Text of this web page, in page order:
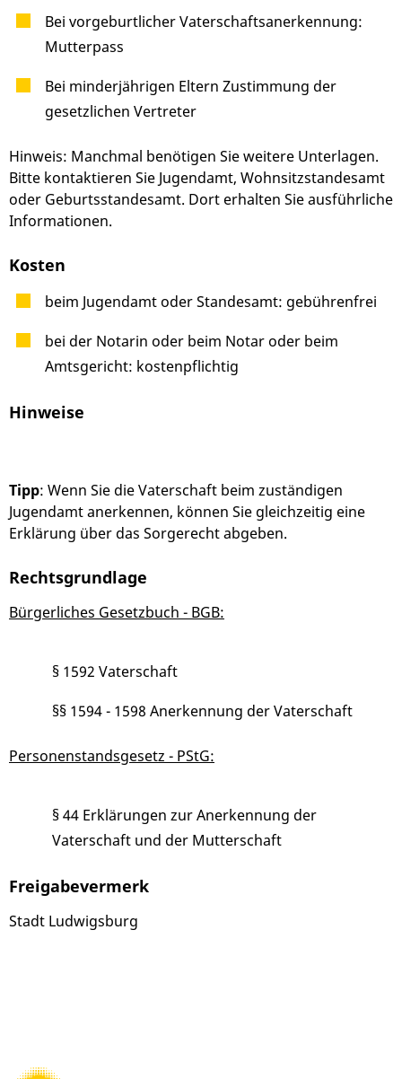
Bei vorgeburtlicher Vaterschaftsanerkennung:
Mutterpass
Bei minderjährigen Eltern Zustimmung der
gesetzlichen Vertreter
Hinweis: Manchmal benötigen Sie weitere Unterlagen.
Bitte kontaktieren Sie Jugendamt, Wohnsitzstandesamt
oder Geburtsstandesamt. Dort erhalten Sie ausführliche
Informationen.
Kosten
beim Jugendamt oder Standesamt: gebührenfrei
bei der Notarin oder beim Notar oder beim
Amtsgericht: kostenpflichtig
Hinweise
Tipp: Wenn Sie die Vaterschaft beim zuständigen
Jugendamt anerkennen, können Sie gleichzeitig eine
Erklärung über das Sorgerecht abgeben.
Rechtsgrundlage
Bürgerliches Gesetzbuch - BGB:
§ 1592 Vaterschaft
§§ 1594 - 1598 Anerkennung der Vaterschaft
Personenstandsgesetz - PStG:
§ 44 Erklärungen zur Anerkennung der
Vaterschaft und der Mutterschaft
Freigabevermerk
Stadt Ludwigsburg